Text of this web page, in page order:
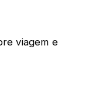
viagem e